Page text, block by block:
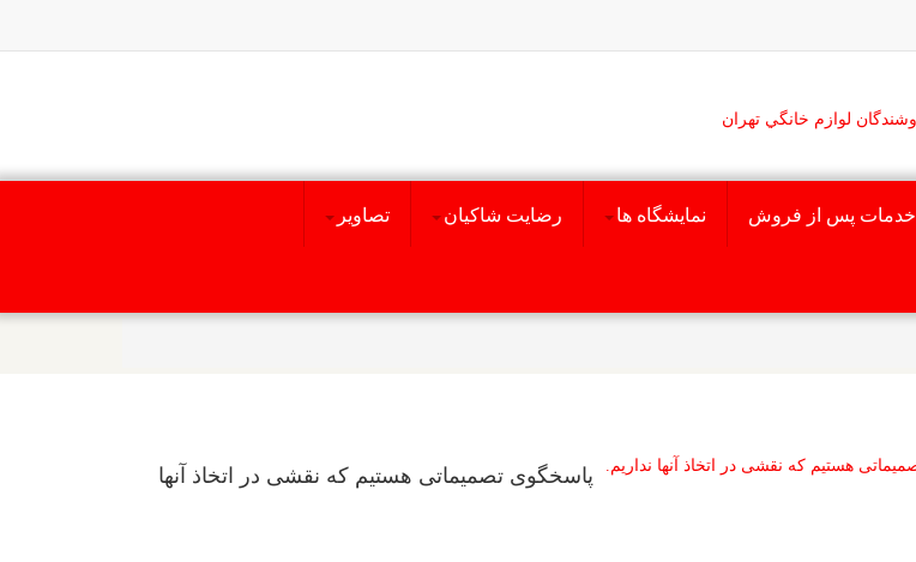
خدمات پس از فروش نمایشگاه ها رضایت شاکیان تصاویر
پاسخگوی تصمیماتی هستیم که نقشی در اتخاذ آنها